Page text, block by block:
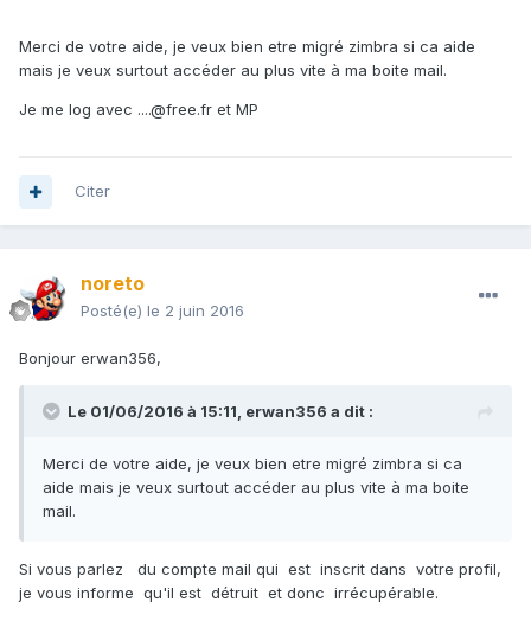
Merci de votre aide, je veux bien etre migré zimbra si ca aide
mais je veux surtout accéder au plus vite à ma boite mail.
Je me log avec ....@free.fr et MP
Citer
noreto
Posté(e) le 2 juin 2016
Bonjour erwan356,
Le 01/06/2016 à 15:11, erwan356 a dit :
Merci de votre aide, je veux bien etre migré zimbra si ca
aide mais je veux surtout accéder au plus vite à ma boite
mail.
Si vous parlez du compte mail qui est inscrit dans votre profil,
je vous informe qu'il est détruit et donc irrécupérable.